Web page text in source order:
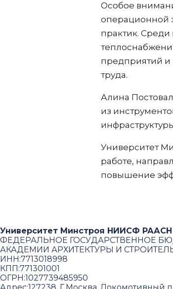
Особое
операционной
практик.
предприятий и
труда.
Алина
из
Университет
работе,
повышение
Университет Минстроя НИИСФ РААСН
ФЕДЕРАЛЬНОЕ ГОСУДАРСТВЕННОЕ
АКАДЕМИИ АРХИТЕКТУРЫ И
ИНН:7713018998
КПП:771301001
ОГРН:1027739485950